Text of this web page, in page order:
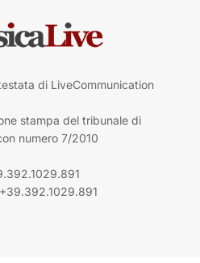
di LiveCommunication
stampa del tribunale di
numero 7/2010